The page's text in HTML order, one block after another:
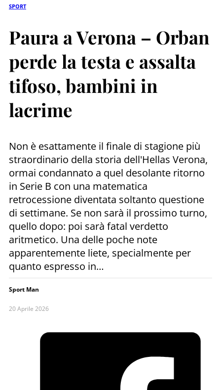
SPORT
Paura a Verona – Orban
perde la testa e assalta
tifoso, bambini in
lacrime
Non è esattamente il finale di stagione più
straordinario della storia dell'Hellas Verona,
ormai condannato a quel desolante ritorno
in Serie B con una matematica
retrocessione diventata soltanto questione
di settimane. Se non sarà il prossimo turno,
quello dopo: poi sarà fatal verdetto
aritmetico. Una delle poche note
apparentemente liete, specialmente per
quanto espresso in…
Sport Man
20 Aprile 2026